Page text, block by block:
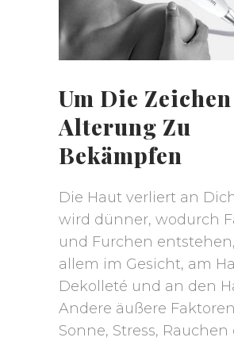
Um Die
Alterung Zu
Bekämpfen
Die Haut verliert an
wird dünner, wodurch
und Furchen
allem im Gesicht, am
Dekolleté und an den
Andere äußere
Sonne, Stress, Rauchen